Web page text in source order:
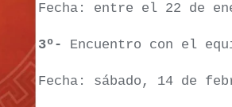
Fecha: entre el 22 de
3º- Encuentro con el
Fecha: sábado, 14 de